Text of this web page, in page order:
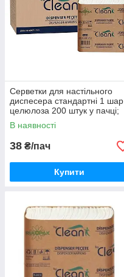
Серветки для настільного
диспесера стандартні 1 шар
целюлоза 200 штук у пачці;
В наявності
38 ₴/пач
Купити